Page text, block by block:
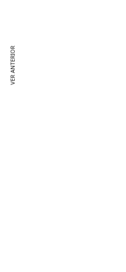
VER ANTERIOR